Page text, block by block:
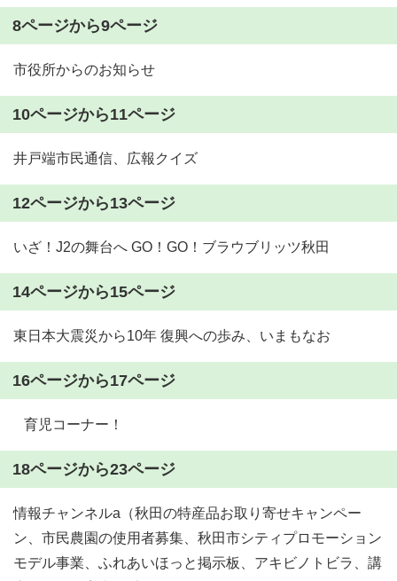
8ページから9ページ
市役所からのお知らせ
10ページから11ページ
井戸端市民通信、広報クイズ
12ページから13ページ
いざ！J2の舞台へ GO！GO！ブラウブリッツ秋田
14ページから15ページ
東日本大震災から10年 復興への歩み、いまもなお
16ページから17ページ
育児コーナー！
18ページから23ページ
情報チャンネルa（秋田の特産品お取り寄せキャンペー
ン、市民農園の使用者募集、秋田市シティプロモーション
モデル事業、ふれあいほっと掲示板、アキビノトビラ、講